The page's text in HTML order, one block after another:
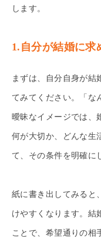
します。
1.自分が結婚に求
まずは、自分自身が結
てみてください。「な
曖昧なイメージでは、
何が大切か、どんな生
て、その条件を明確に
紙に書き出してみると
けやすくなります。結
ことで、希望通りの相